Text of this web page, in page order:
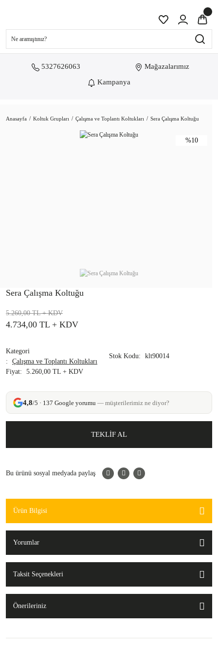
5327626063
Mağazalarımız
Kampanya
Anasayfa Koltuk Grupları Çalışma ve Toplantı Koltukları Sera Çalışma Koltuğu
%10
Sera Çalışma Koltuğu
4.734,00 TL + KDV
5.260,00 TL+ KDV
Kategori
Çalışma ve Toplantı Koltukları
Stok Kodu klt90014
Fiyat 5.260,00 TL + KDV
4,8/5 · 137 Google yorumu — müşterilerimiz ne diyor?
TEKLİF AL
Bu ürünü sosyal medyada paylaş
Ürün Bilgisi
Yorumlar
Taksit Seçenekleri
Önerileriniz